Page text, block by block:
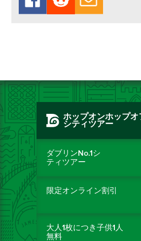
ホップオンホップオ
シティツアー
ダブリンNo.1シ
ティツアー
限定オンライン割引
大人1枚につき子供1人
無料